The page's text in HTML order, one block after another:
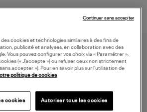
LIVRAISON GRATUITE
cookies et technologies similaires à des fins de
publicité et analyses, en collaboration avec des
Vous pouvez configurer vos choix via « Paramétrer »,
(« J’accepte ») ou refuser ceux non strictement
accepter »). Pour en savoir plus sur l’utilisation de
politique de cookies
cookies Autoriser tous les cookies
Continuer sans accepter